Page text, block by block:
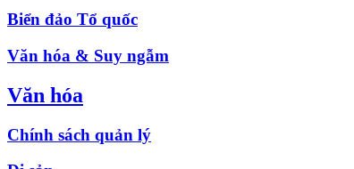
Biển đảo Tổ quốc
Văn hóa & Suy ngẫm
Văn hóa
Chính sách quản lý